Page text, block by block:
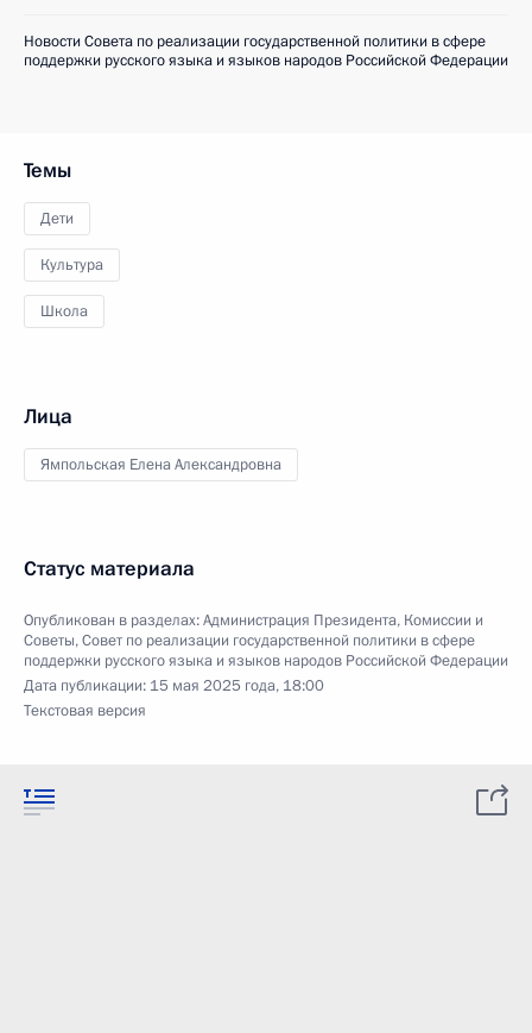
Новости Совета по реализации государственной политики в сфере
поддержки русского языка и языков народов Российской Федерации
Темы
Дети
Культура
Школа
Лица
Ямпольская Елена Александровна
Статус материала
Опубликован в разделах:Администрация Президента, Комиссии и
Советы,Совет по реализации государственной политики в сфере
поддержки русского языка и языков народов Российской Федерации
Дата публикации: 15 мая 2025 года, 18:00
Текстовая версия